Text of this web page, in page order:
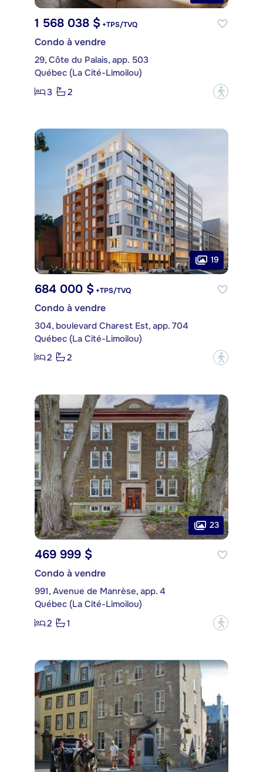
1 568 038 $ +TPS/TVQ
Condo à vendre
29, Côte du Palais, app. 503
Québec (La Cité-Limoilou)
3
2 ?
19
684 000 $ +TPS/TVQ
Condo à vendre
304, boulevard Charest Est, app. 704
Québec (La Cité-Limoilou)
2
2 ?
23
469 999 $
Condo à vendre
991, Avenue de Manrèse, app. 4
Québec (La Cité-Limoilou)
2
1 ?